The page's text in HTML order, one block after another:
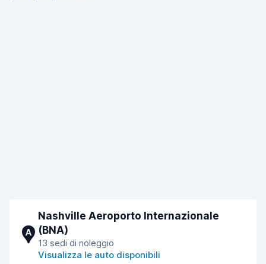
A
Nashville Aeroporto Internazionale
(BNA)
13 sedi di noleggio
Visualizza le auto disponibili